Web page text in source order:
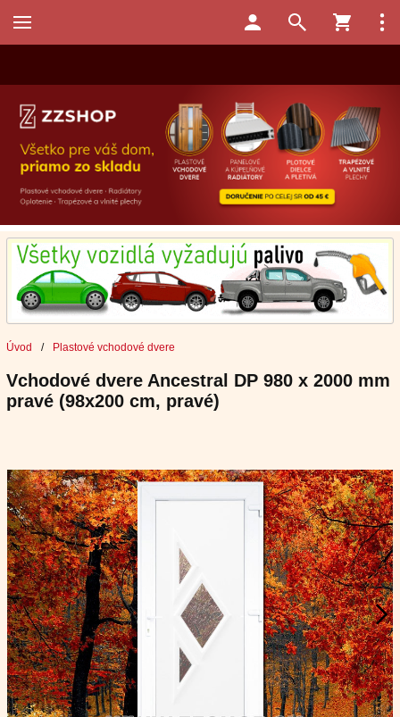
Úvod / Plastové vchodové dvere
Vchodové dvere Ancestral DP 980 x 2000 mm
pravé (98x200 cm, pravé)